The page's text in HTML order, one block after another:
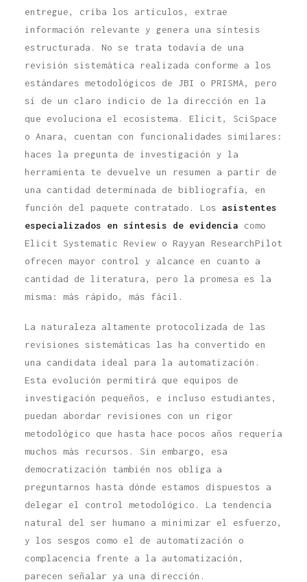
entregue, criba los artículos, extrae
información relevante y genera una síntesis
estructurada. No se trata todavía de una
revisión sistemática realizada conforme a los
estándares metodológicos de JBI o PRISMA, pero
sí de un claro indicio de la dirección en la
que evoluciona el ecosistema. Elicit, SciSpace
o Anara, cuentan con funcionalidades similares:
haces la pregunta de investigación y la
herramienta te devuelve un resumen a partir de
una cantidad determinada de bibliografía, en
función del paquete contratado. Los asistentes
especializados en síntesis de evidencia como
Elicit Systematic Review o Rayyan ResearchPilot
ofrecen mayor control y alcance en cuanto a
cantidad de literatura, pero la promesa es la
misma: más rápido, más fácil.
La naturaleza altamente protocolizada de las
revisiones sistemáticas las ha convertido en
una candidata ideal para la automatización.
Esta evolución permitirá que equipos de
investigación pequeños, e incluso estudiantes,
puedan abordar revisiones con un rigor
metodológico que hasta hace pocos años requería
muchos más recursos. Sin embargo, esa
democratización también nos obliga a
preguntarnos hasta dónde estamos dispuestos a
delegar el control metodológico. La tendencia
natural del ser humano a minimizar el esfuerzo,
y los sesgos como el de automatización o
complacencia frente a la automatización,
parecen señalar ya una dirección.